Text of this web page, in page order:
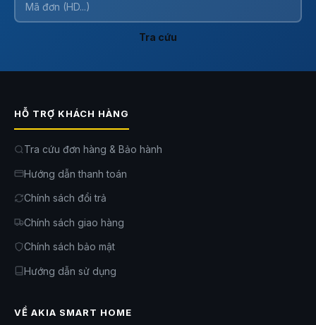
Tra cứu
HỖ TRỢ KHÁCH HÀNG
Tra cứu đơn hàng & Bảo hành
Hướng dẫn thanh toán
Chính sách đổi trả
Chính sách giao hàng
Chính sách bảo mật
Hướng dẫn sử dụng
VỀ AKIA SMART HOME